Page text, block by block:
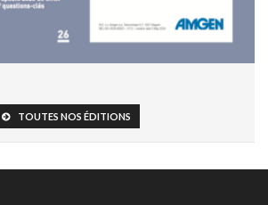
un marqueur précoce de risque
commence dès l’enfance: le rôle
TOUTES NOS ÉDITIONS